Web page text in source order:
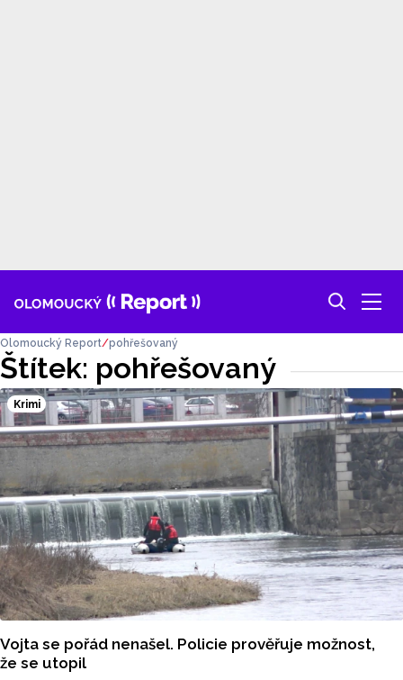
Štítek: pohřešovaný
Olomoucký Report pohřešovaný
Krimi
Vojta se pořád nenašel. Policie prověřuje možnost,
že se utopil